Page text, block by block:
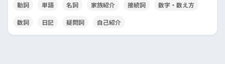
動詞 単語 名詞 家族紹介 接続詞 数字・数え方
数詞 日記 疑問詞 自己紹介